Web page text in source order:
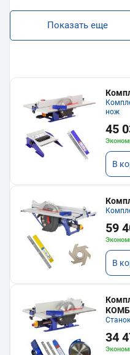
Показать еще
нож
45
В
59
В
34